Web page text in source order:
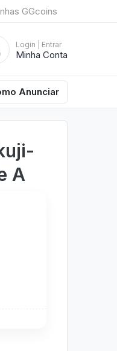
GGcoins
Login | Entrar
Minha Conta
Anunciar
A